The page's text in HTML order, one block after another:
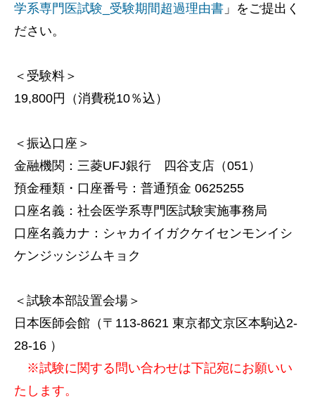
学系専門医試験_受験期間超過理由書 」をご提出く
ださい。
＜受験料＞
19,800円（消費税10％込）
＜振込口座＞
金融機関：三菱UFJ銀行 四谷支店（051）
預金種類・口座番号：普通預金 0625255
口座名義：社会医学系専門医試験実施事務局
口座名義カナ：シャカイイガクケイセンモンイシ
ケンジッシジムキョク
＜試験本部設置会場＞
日本医師会館（〒113-8621 東京都文京区本駒込2-
28-16 ）
※試験に関する問い合わせは下記宛にお願いい
たします。